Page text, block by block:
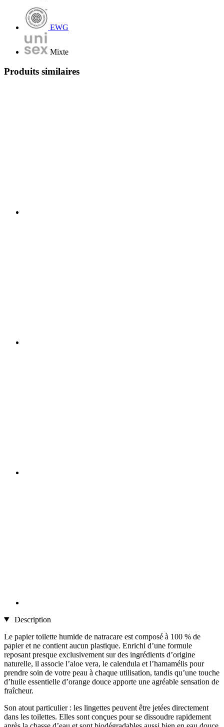
EWG
Mixte
Produits similaires
Description
Le papier toilette humide de natracare est composé à 100 % de
papier et ne contient aucun plastique. Enrichi d’une formule
reposant presque exclusivement sur des ingrédients d’origine
naturelle, il associe l’aloe vera, le calendula et l’hamamélis pour
prendre soin de votre peau à chaque utilisation, tandis qu’une touche
d’huile essentielle d’orange douce apporte une agréable sensation de
fraîcheur.
Son atout particulier : les lingettes peuvent être jetées directement
dans les toilettes. Elles sont conçues pour se dissoudre rapidement